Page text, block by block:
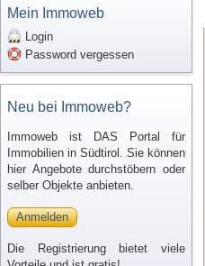
Mein Immoweb
Login
Password vergessen
Neu bei Immoweb?
Immoweb ist DAS Portal für
Immobilien in Südtirol. Sie können
hier Angebote durchstöbern oder
selber Objekte anbieten.
Anmelden
Die Registrierung bietet viele